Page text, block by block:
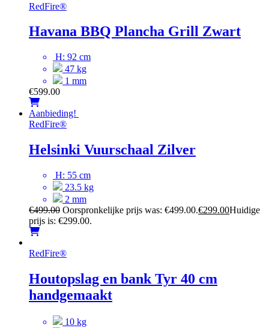
RedFire®
Havana BBQ Plancha Grill Zwart
H: 92 cm
47 kg
1 mm
€599.00
Aanbieding!
RedFire®
Helsinki Vuurschaal Zilver
H: 55 cm
23.5 kg
2 mm
€499.00 Oorspronkelijke prijs was: €499.00.€299.00Huidige
prijs is: €299.00.
RedFire®
Houtopslag en bank Tyr 40 cm
handgemaakt
10 kg